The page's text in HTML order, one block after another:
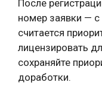
После
номер заявки — с
считается
лицензировать
сохраняйте
доработки.